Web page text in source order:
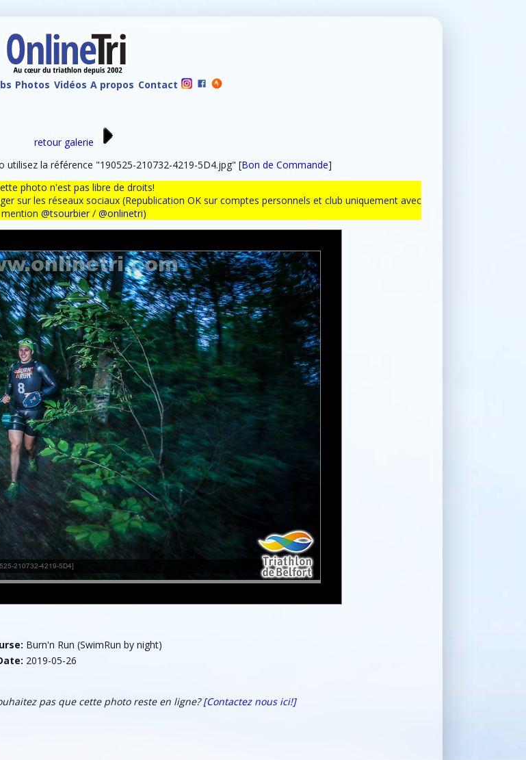
Photos Vidéos A propos Contact
retour galerie
la référence "190525-210732-4219-5D4.jpg" [Bon de Commande]
photo n'est pas libre de droits!
sur les réseaux sociaux (Republication OK sur comptes personnels et club uniquement avec
mention @tsourbier/ @onlinetri)
Burn'n Run (SwimRun by night)
2019-05-26
pas que cette photo reste en ligne?[Contactez nous ici!]